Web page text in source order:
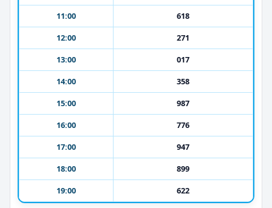
11:00
618
12:00
271
13:00
017
14:00
358
15:00
987
16:00
776
17:00
947
18:00
899
19:00
622